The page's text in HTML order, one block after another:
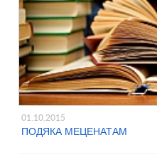
01.10.2015
ПОДЯКА МЕЦЕНАТАМ